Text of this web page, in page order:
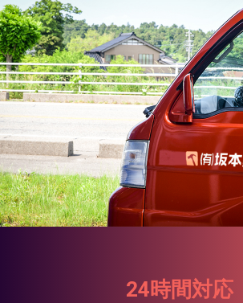
24時間対応